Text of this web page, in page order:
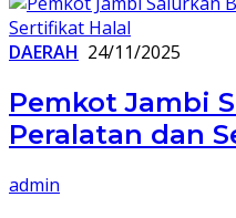
DAERAH 24/11/2025
Pemkot Jambi
Peralatan dan
admin